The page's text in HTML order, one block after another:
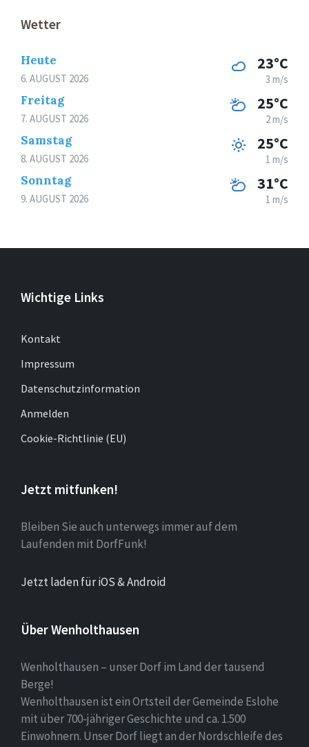
Wetter
Heute
6. AUGUST 2026
23°C
3 m/s
Freitag
7. AUGUST 2026
25°C
2 m/s
Samstag
8. AUGUST 2026
25°C
1 m/s
Sonntag
9. AUGUST 2026
31°C
1 m/s
Wichtige Links
Kontakt
Impressum
Datenschutzinformation
Anmelden
Cookie-Richtlinie (EU)
Jetzt mitfunken!
Bleiben Sie auch unterwegs immer auf dem
Laufenden mit DorfFunk!
Jetzt laden für iOS & Android
Über Wenholthausen
Wenholthausen – unser Dorf im Land der tausend
Berge!
Wenholthausen ist ein Ortsteil der Gemeinde Eslohe
mit über 700-jähriger Geschichte und ca. 1.500
Einwohnern. Unser Dorf liegt an der Nordschleife des